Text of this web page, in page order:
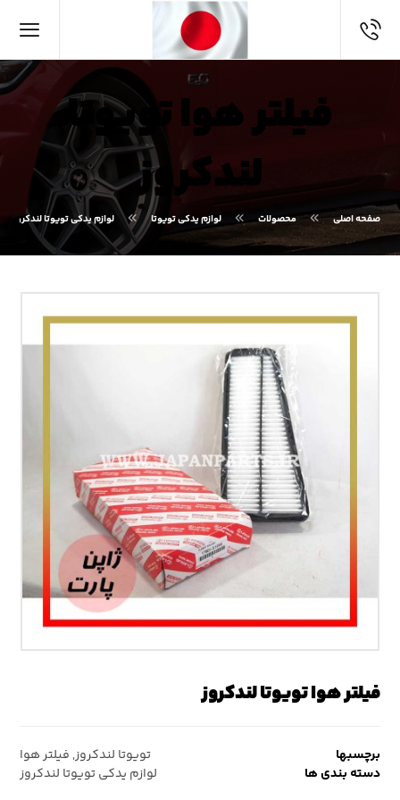
فیلتر هوا تویوتا
لندکروز
صفحه اصلی محصولات لوازم یدکی تویوتا لوازم یدکی تویوتا لندکروز
فیلتر هوا تویوتا لندکروز
برچسبها تویوتا لندکروز, فیلتر هوا
دسته بندی ها
لوازم یدکی تویوتا لندکروز